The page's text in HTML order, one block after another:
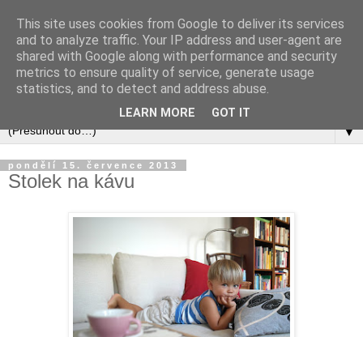
▼
pondělí 15. července 2013
Stolek na kávu
This site uses cookies from Google to deliver its services
and to analyze traffic. Your IP address and user-agent are
shared with Google along with performance and security
metrics to ensure quality of service, generate usage
statistics, and to detect and address abuse.
LEARN MORE GOT IT